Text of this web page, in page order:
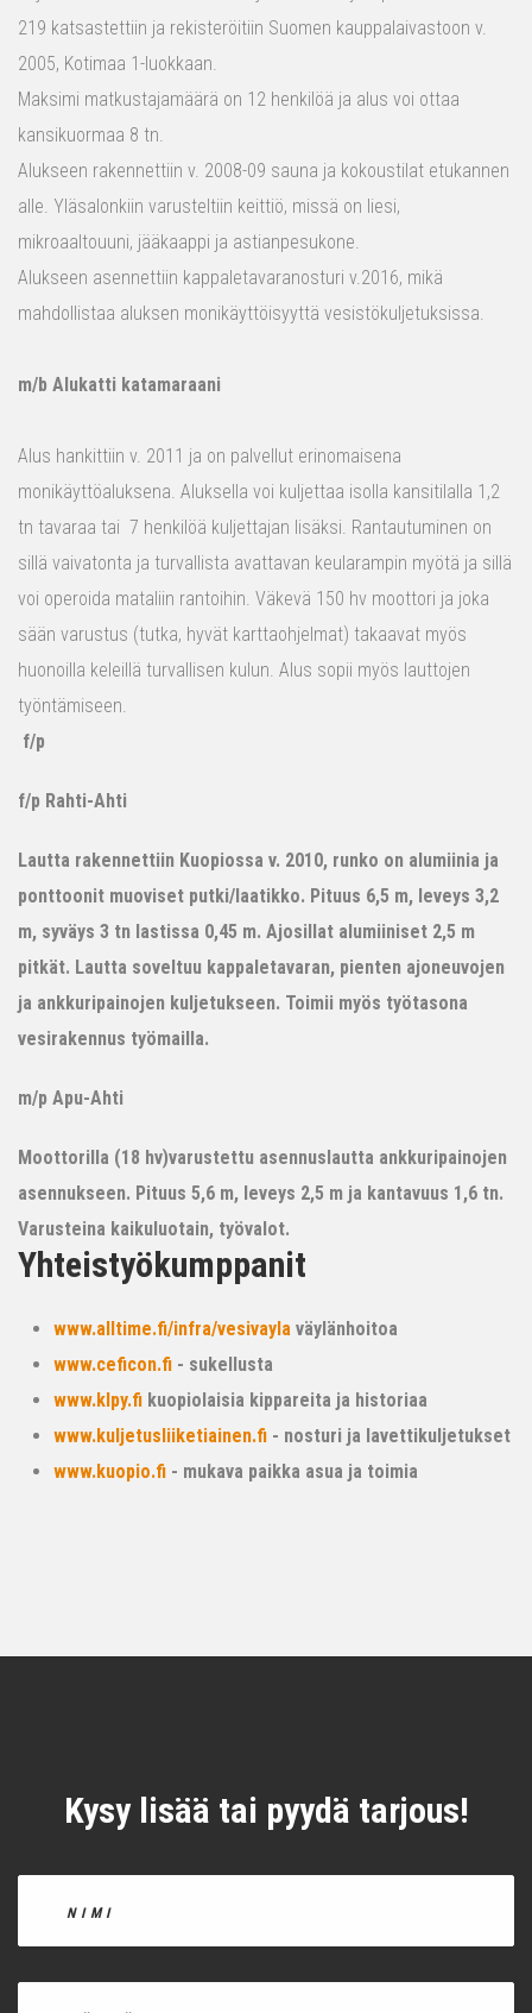
219 katsastettiin ja rekisteröitiin Suomen kauppalaivastoon v.
2005, Kotimaa 1-luokkaan.
Maksimi matkustajamäärä on 12 henkilöä ja alus voi ottaa
kansikuormaa 8 tn.
Alukseen rakennettiin v. 2008-09 sauna ja kokoustilat etukannen
alle. Yläsalonkiin varusteltiin keittiö, missä on liesi,
mikroaaltouuni, jääkaappi ja astianpesukone.
Alukseen asennettiin kappaletavaranosturi v.2016, mikä
mahdollistaa aluksen monikäyttöisyyttä vesistökuljetuksissa.
m/b Alukatti katamaraani
Alus hankittiin v. 2011 ja on palvellut erinomaisena
monikäyttöaluksena. Aluksella voi kuljettaa isolla kansitilalla 1,2
tn tavaraa tai 7 henkilöä kuljettajan lisäksi. Rantautuminen on
sillä vaivatonta ja turvallista avattavan keularampin myötä ja sillä
voi operoida mataliin rantoihin. Väkevä 150 hv moottori ja joka
sään varustus (tutka, hyvät karttaohjelmat) takaavat myös
huonoilla keleillä turvallisen kulun. Alus sopii myös lauttojen
työntämiseen.
f/p
f/p Rahti-Ahti
Lautta rakennettiin Kuopiossa v. 2010, runko on alumiinia ja
ponttoonit muoviset putki/laatikko. Pituus 6,5 m, leveys 3,2
m, syväys 3 tn lastissa 0,45 m. Ajosillat alumiiniset 2,5 m
pitkät. Lautta soveltuu kappaletavaran, pienten ajoneuvojen
ja ankkuripainojen kuljetukseen. Toimii myös työtasona
vesirakennus työmailla.
m/p Apu-Ahti
Moottorilla (18 hv)varustettu asennuslautta ankkuripainojen
asennukseen. Pituus 5,6 m, leveys 2,5 m ja kantavuus 1,6 tn.
Varusteina kaikuluotain, työvalot.
Yhteistyökumppanit
www.alltime.fi/infra/vesivayla väylänhoitoa
www.ceficon.fi - sukellusta
www.klpy.fi kuopiolaisia kippareita ja historiaa
www.kuljetusliiketiainen.fi - nosturi ja lavettikuljetukset
www.kuopio.fi - mukava paikka asua ja toimia
Kysy lisää tai pyydä tarjous!